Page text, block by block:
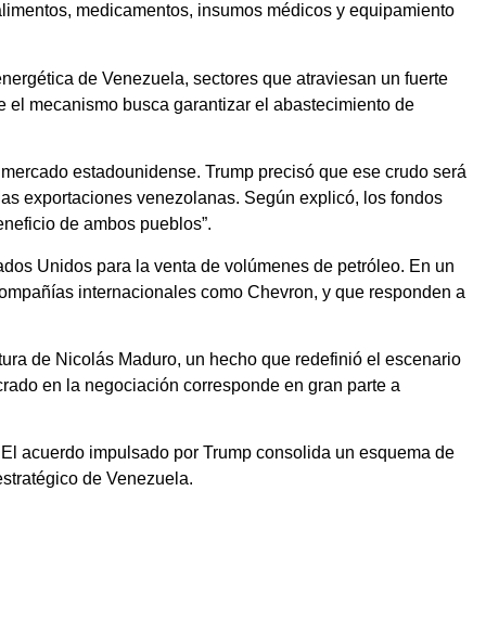
medicamentos, insumos médicos y equipamiento
de Venezuela, sectores que atraviesan un fuerte
mecanismo busca garantizar el abastecimiento de
estadounidense. Trump precisó que ese crudo será
exportaciones venezolanas. Según explicó, los fondos
de ambos pueblos”.
Unidos para la venta de volúmenes de petróleo. En un
internacionales como Chevron, y que responden a
de Nicolás Maduro, un hecho que redefinió el escenario
en la negociación corresponde en gran parte a
acuerdo impulsado por Trump consolida un esquema de
de Venezuela.